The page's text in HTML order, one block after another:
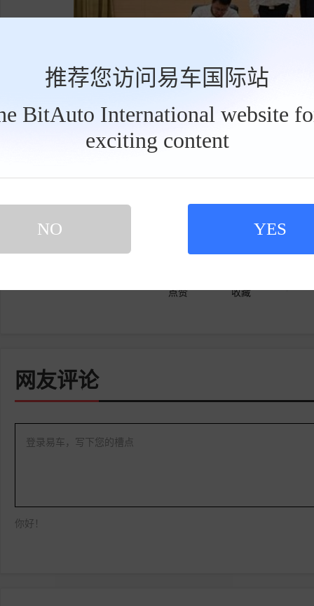
推荐您访问易车国际站
BitAuto International website
exciting content
NO YES
内容由作者提供，不代表易车立场
点赞 收藏
网友评论
登录易车，写下您的槽点
你好！